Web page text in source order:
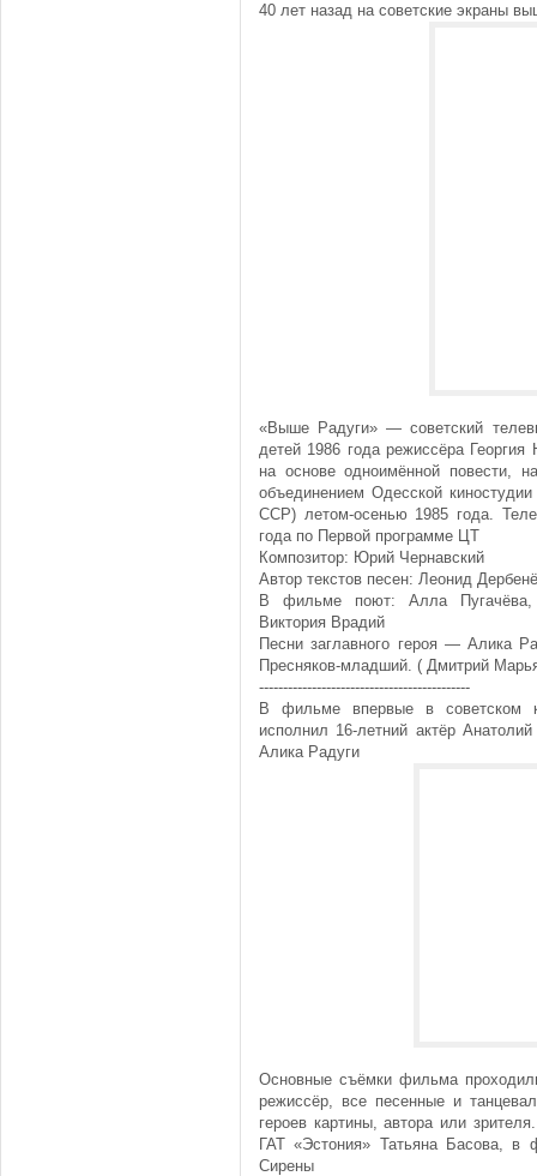
40 лет назад на советские экраны
«Выше Радуги» — советский
детей 1986 года режиссёра
на основе одноимённой повести,
объединением Одесской
ССР) летом-осенью 1985 года.
года по Первой программе ЦТ
Композитор: Юрий Чернавский
Автор текстов песен: Леонид
В фильме поют: Алла Пугачёва,
Виктория Врадий
Песни заглавного героя — Алика
Пресняков-младший. ( Дмитрий
--------------------------------------------
В фильме впервые в советском
исполнил 16-летний актёр
Алика Радуги
Основные съёмки фильма
режиссёр, все песенные и
героев картины, автора или
ГАТ «Эстония» Татьяна Басова,
Сирены